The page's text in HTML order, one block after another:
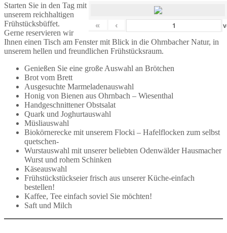
« ‹
Starten Sie in den Tag mit
unserem reichhaltigen
Frühstücksbüffet.
Gerne reservieren wir
Ihnen einen Tisch am Fenster mit Blick in die Ohrnbacher Natur, in
unserem hellen und freundlichen Frühstücksraum.
Genießen Sie eine große Auswahl an Brötchen
Brot vom Brett
Ausgesuchte Marmeladenauswahl
Honig von Bienen aus Ohrnbach – Wiesenthal
Handgeschnittener Obstsalat
Quark und Joghurtauswahl
Müsliauswahl
Biokörnerecke mit unserem Flocki – Hafelflocken zum selbst
quetschen-
Wurstauswahl mit unserer beliebten Odenwälder Hausmacher
Wurst und rohem Schinken
Käseauswahl
Frühstückstückseier frisch aus unserer Küche-einfach
bestellen!
Kaffee, Tee einfach soviel Sie möchten!
Saft und Milch